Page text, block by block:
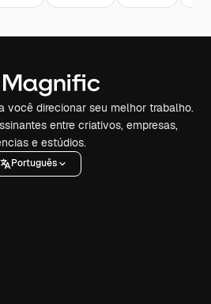
você direcionar seu melhor trabalho.
entre criativos, empresas,
e estúdios.
Português